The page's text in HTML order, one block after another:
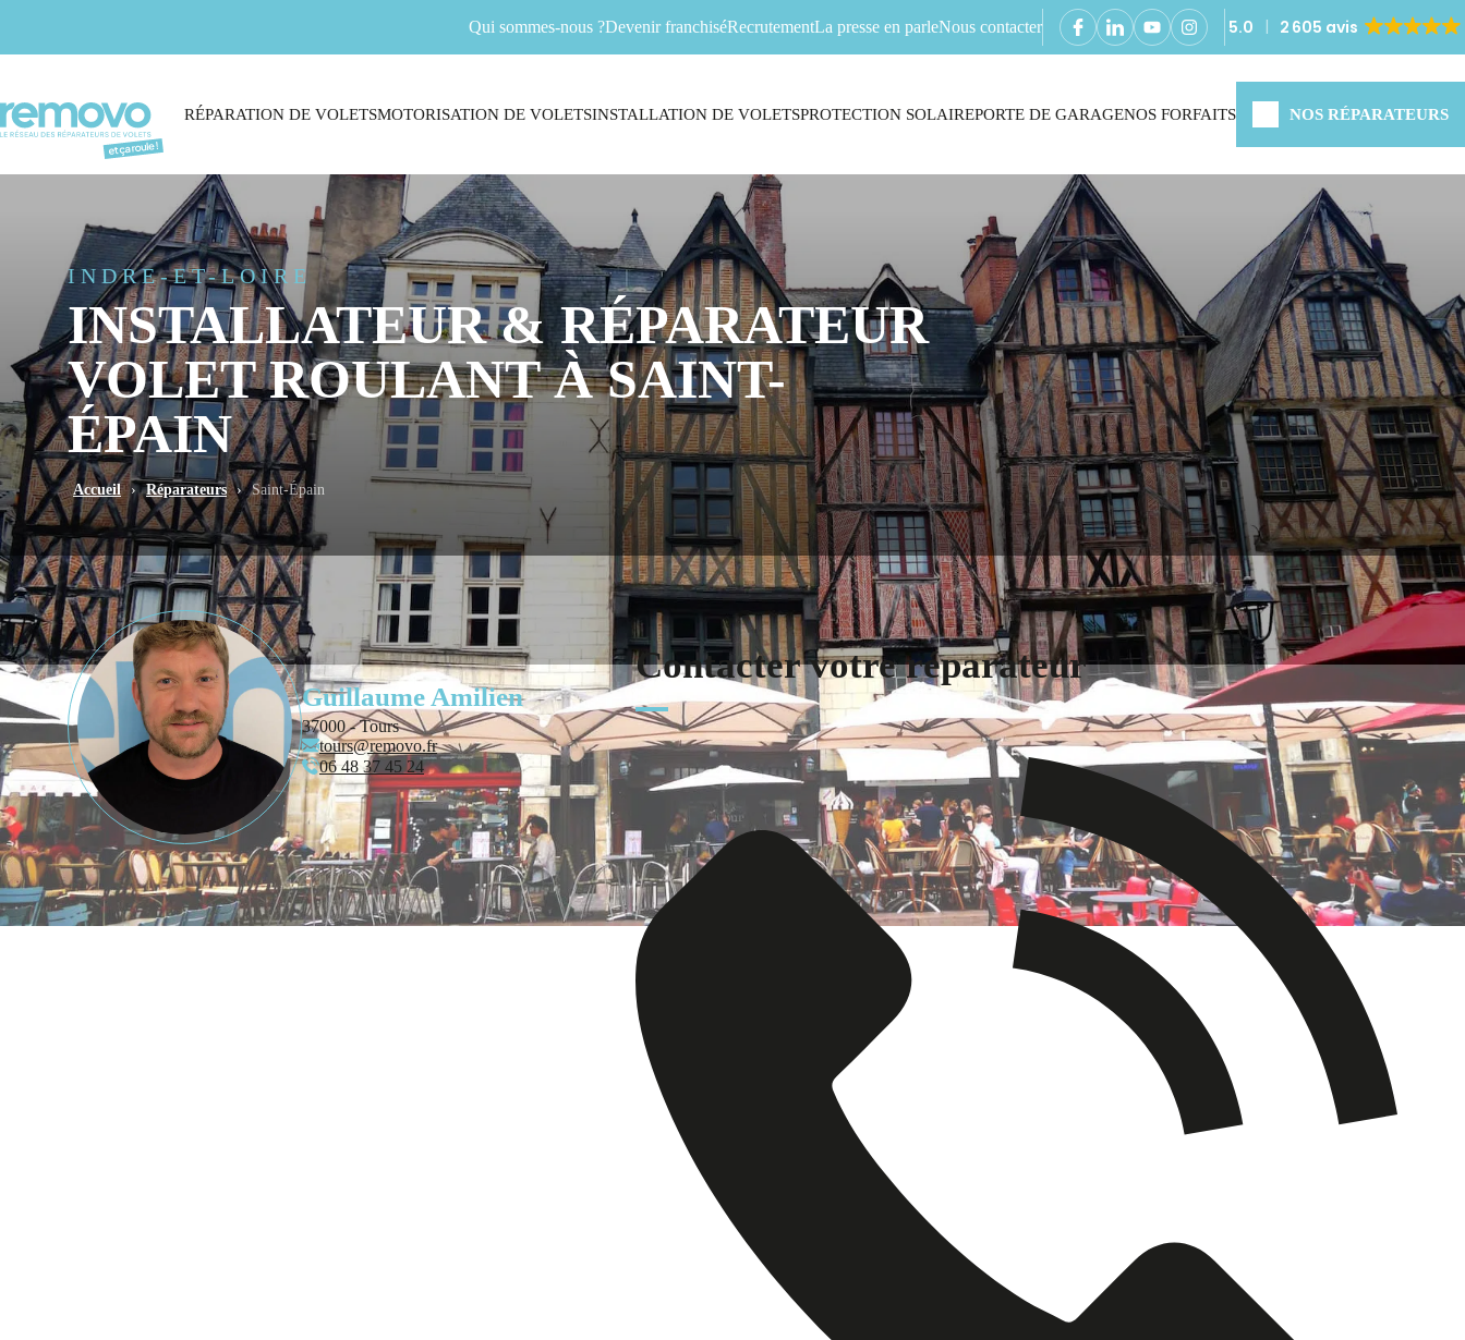
Qui sommes-nous ?Devenir franchiséRecrutementLa presse en parleNous contacter 5.0 2 605 avis
RÉPARATION DE VOLETSMOTORISATION DE VOLETSINSTALLATION DE VOLETSPROTECTION SOLAIREPORTE DE GARAGENOS FORFAITS NOS RÉPARATEURS
INDRE-ET-LOIRE
INSTALLATEUR & RÉPARATEUR
VOLET ROULANT À SAINT-
ÉPAIN
Accueil › Réparateurs › Saint-Épain
Guillaume Amilien
37000 - Tours
tours@removo.fr
06 48 37 45 24
Contacter votre réparateur